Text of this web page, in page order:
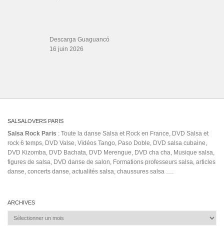
Descarga Guaguancó
16 juin 2026
SALSALOVERS PARIS
Salsa Rock Paris : Toute la danse Salsa et Rock en France, DVD Salsa et
rock 6 temps, DVD Valse, Vidéos Tango, Paso Doble, DVD salsa cubaine,
DVD Kizomba, DVD Bachata, DVD Merengue, DVD cha cha, Musique salsa,
figures de salsa, DVD danse de salon, Formations professeurs salsa, articles
danse, concerts danse, actualités salsa, chaussures salsa ….
ARCHIVES
Archives